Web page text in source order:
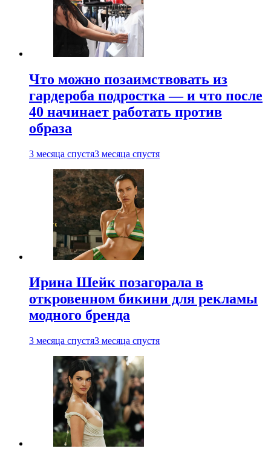
Что можно позаимствовать из
гардероба подростка — и что после
40 начинает работать против
образа
3 месяца спустя3 месяца спустя
Ирина Шейк позагорала в
откровенном бикини для рекламы
модного бренда
3 месяца спустя3 месяца спустя